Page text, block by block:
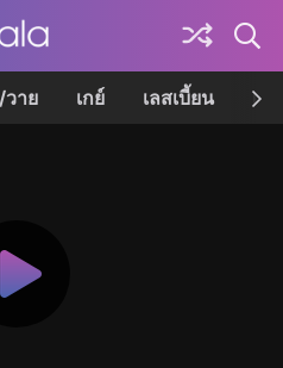
วาย เกย์ เลสเบี้ยน เค